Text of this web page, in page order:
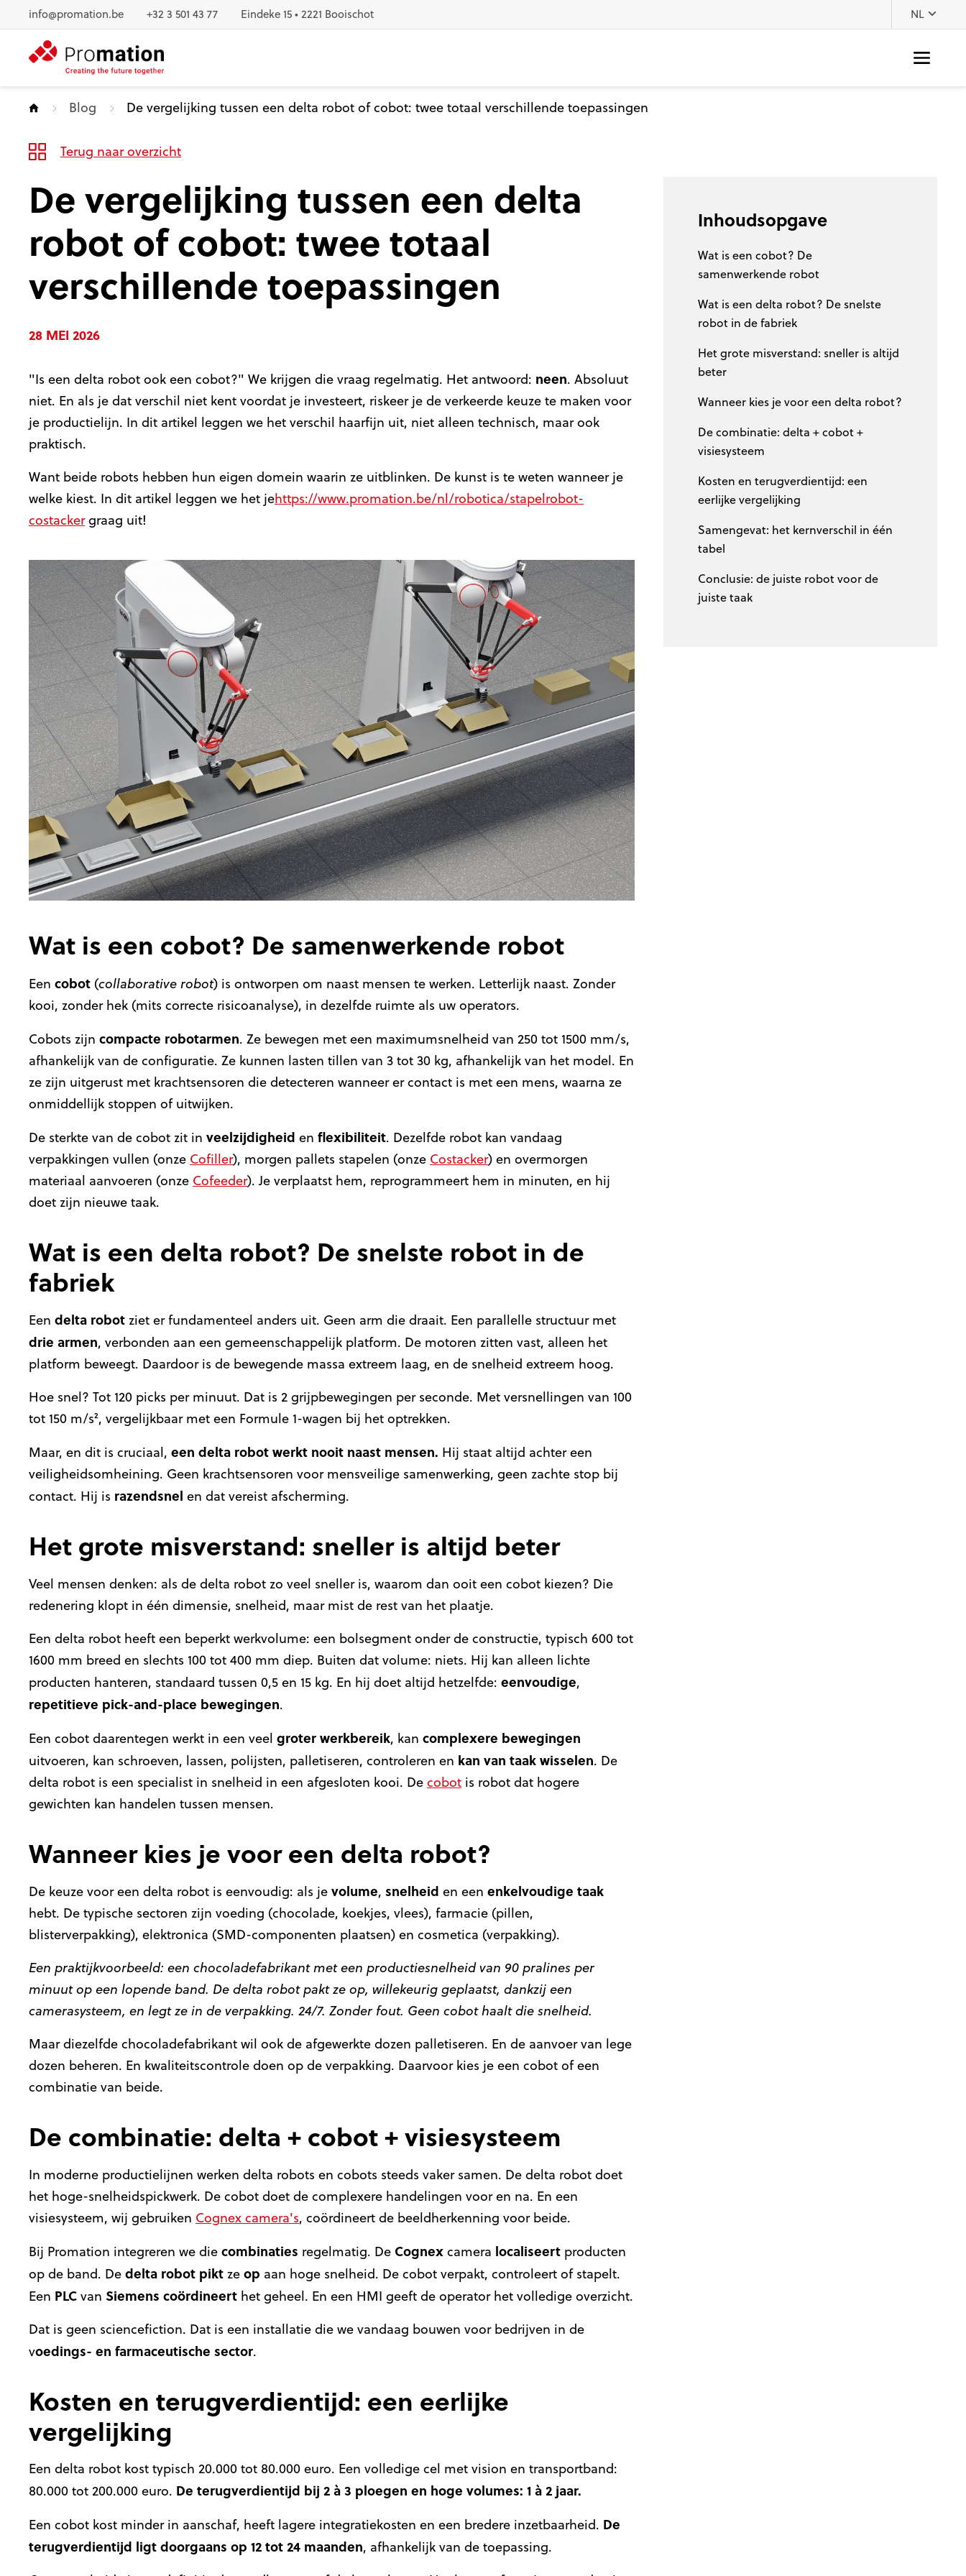
Naar inhoud
info@promation.be +32 3 501 43 77 Eindeke 15 • 2221 Booischot NL
Blog De vergelijking tussen een delta robot of cobot: twee totaal verschillende toepassingen
De vergelijking tussen een delta
robot of cobot: twee totaal
verschillende toepassingen
28 MEI 2026
"Is een delta robot ook een cobot?" We krijgen die vraag regelmatig. Het antwoord: neen. Absoluut
niet. En als je dat verschil niet kent voordat je investeert, riskeer je de verkeerde keuze te maken voor
je productielijn. In dit artikel leggen we het verschil haarfijn uit, niet alleen technisch, maar ook
praktisch.
Want beide robots hebben hun eigen domein waarin ze uitblinken. De kunst is te weten wanneer je
welke kiest. In dit artikel leggen we het jehttps://www.promation.be/nl/robotica/stapelrobot-
costackergraag uit!
Wat is een cobot? De samenwerkende robot
Een cobot (collaborative robot) is ontworpen om naast mensen te werken. Letterlijk naast. Zonder
kooi, zonder hek (mits correcte risicoanalyse), in dezelfde ruimte als uw operators.
Cobots zijn compacte robotarmen. Ze bewegen met een maximumsnelheid van 250 tot 1500 mm/s,
afhankelijk van de configuratie. Ze kunnen lasten tillen van 3 tot 30 kg, afhankelijk van het model. En
ze zijn uitgerust met krachtsensoren die detecteren wanneer er contact is met een mens, waarna ze
onmiddellijk stoppen of uitwijken.
De sterkte van de cobot zit in veelzijdigheid en flexibiliteit. Dezelfde robot kan vandaag
verpakkingen vullen (onze Cofiller), morgen pallets stapelen (onze Costacker) en overmorgen
materiaal aanvoeren (onze Cofeeder). Je verplaatst hem, reprogrammeert hem in minuten, en hij
doet zijn nieuwe taak.
Wat is een delta robot? De snelste robot in de
fabriek
Een delta robot ziet er fundamenteel anders uit. Geen arm die draait. Een parallelle structuur met
drie armen, verbonden aan een gemeenschappelijk platform. De motoren zitten vast, alleen het
platform beweegt. Daardoor is de bewegende massa extreem laag, en de snelheid extreem hoog.
Hoe snel? Tot 120 picks per minuut. Dat is 2 grijpbewegingen per seconde. Met versnellingen van 100
tot 150 m/s², vergelijkbaar met een Formule 1-wagen bij het optrekken.
Maar, en dit is cruciaal, een delta robot werkt nooit naast mensen. Hij staat altijd achter een
veiligheidsomheining. Geen krachtsensoren voor mensveilige samenwerking, geen zachte stop bij
contact. Hij is razendsnel en dat vereist afscherming.
Het grote misverstand: sneller is altijd beter
Veel mensen denken: als de delta robot zo veel sneller is, waarom dan ooit een cobot kiezen? Die
redenering klopt in één dimensie, snelheid, maar mist de rest van het plaatje.
Een delta robot heeft een beperkt werkvolume: een bolsegment onder de constructie, typisch 600 tot
1600 mm breed en slechts 100 tot 400 mm diep. Buiten dat volume: niets. Hij kan alleen lichte
producten hanteren, standaard tussen 0,5 en 15 kg. En hij doet altijd hetzelfde: eenvoudige,
repetitieve pick-and-place bewegingen.
Een cobot daarentegen werkt in een veel groterwerkbereik, kan complexere bewegingen
uitvoeren, kan schroeven, lassen, polijsten, palletiseren, controleren en kan van taak wisselen. De
delta robot is een specialist in snelheid in een afgesloten kooi. De cobot is robot dat hogere
gewichten kan handelen tussen mensen.
Wanneer kies je voor een delta robot?
De keuze voor een delta robot is eenvoudig: als je volume, snelheid en een enkelvoudige taak
hebt. De typische sectoren zijn voeding (chocolade, koekjes, vlees), farmacie (pillen,
blisterverpakking), elektronica (SMD-componenten plaatsen) en cosmetica (verpakking).
Een praktijkvoorbeeld: een chocoladefabrikant met een productiesnelheid van 90 pralines per
minuut op een lopende band. De delta robot pakt ze op, willekeurig geplaatst, dankzij een
camerasysteem, en legt ze in de verpakking. 24/7. Zonder fout. Geen cobot haalt die snelheid.
Maar diezelfde chocoladefabrikant wil ook de afgewerkte dozen palletiseren. En de aanvoer van lege
dozen beheren. En kwaliteitscontrole doen op de verpakking. Daarvoor kies je een cobot of een
combinatie van beide.
De combinatie: delta + cobot + visiesysteem
In moderne productielijnen werken delta robots en cobots steeds vaker samen. De delta robot doet
het hoge-snelheidspickwerk. De cobot doet de complexere handelingen voor en na. En een
visiesysteem, wij gebruiken Cognex camera's, coördineert de beeldherkenning voor beide.
Bij Promation integreren we die combinaties regelmatig. De Cognex camera localiseert producten
op de band. De delta robot pikt ze op aan hoge snelheid. De cobot verpakt, controleert of stapelt.
Een PLC van Siemens coördineert het geheel. En een HMI geeft de operator het volledige overzicht.
Dat is geen sciencefiction. Dat is een installatie die we vandaag bouwen voor bedrijven in de
voedings- en farmaceutische sector.
Kosten en terugverdientijd: een eerlijke
vergelijking
Een delta robot kost typisch 20.000 tot 80.000 euro. Een volledige cel met vision en transportband:
80.000 tot 200.000 euro. De terugverdientijd bij 2 à 3 ploegen en hoge volumes: 1 à 2 jaar.
Een cobot kost minder in aanschaf, heeft lagere integratiekosten en een bredere inzetbaarheid. De
terugverdientijd ligt doorgaans op 12 tot 24 maanden, afhankelijk van de toepassing.
Inhoudsopgave
Wat is een cobot? De
samenwerkende robot
Wat is een delta robot? De snelste
robot in de fabriek
Het grote misverstand: sneller is altijd
beter
Wanneer kies je voor een delta robot?
De combinatie: delta + cobot +
visiesysteem
Kosten en terugverdientijd: een
eerlijke vergelijking
Samengevat: het kernverschil in één
tabel
Conclusie: de juiste robot voor de
juiste taak
Terug naar overzicht